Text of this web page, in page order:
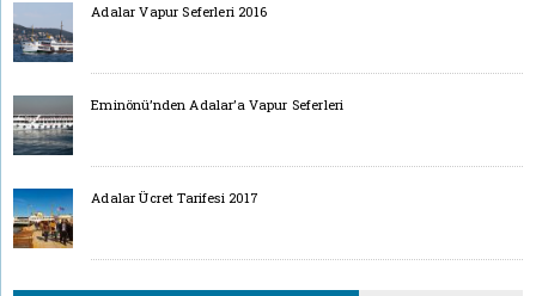
Adalar Vapur Seferleri 2016
Eminönü’nden Adalar’a Vapur Seferleri
Adalar Ücret Tarifesi 2017